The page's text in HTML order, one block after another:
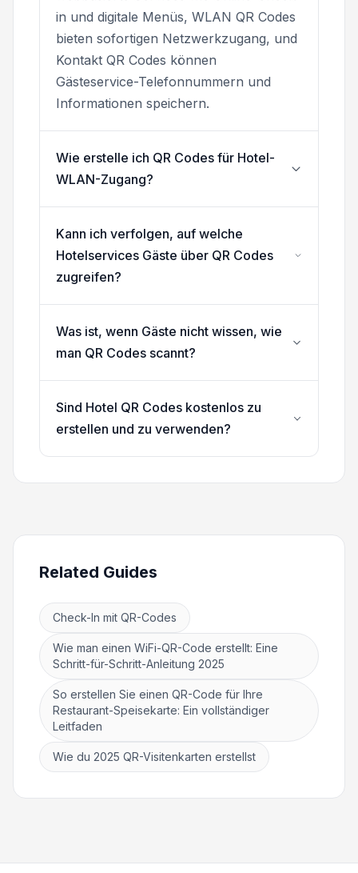
in und digitale Menüs, WLAN QR Codes
bieten sofortigen Netzwerkzugang, und
Kontakt QR Codes können
Gästeservice-Telefonnummern und
Informationen speichern.
Wie erstelle ich QR Codes für Hotel-
WLAN-Zugang?
Kann ich verfolgen, auf welche
Hotelservices Gäste über QR Codes
zugreifen?
Was ist, wenn Gäste nicht wissen, wie
man QR Codes scannt?
Sind Hotel QR Codes kostenlos zu
erstellen und zu verwenden?
Related Guides
Check-In mit QR-Codes
Wie man einen WiFi-QR-Code erstellt: Eine
Schritt-für-Schritt-Anleitung 2025
So erstellen Sie einen QR-Code für Ihre
Restaurant-Speisekarte: Ein vollständiger
Leitfaden
Wie du 2025 QR-Visitenkarten erstellst